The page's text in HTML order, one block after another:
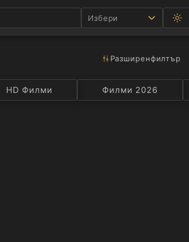
Избери
Разширенфилтър
Рейтинг Селекция
HD Филми Филми 2026